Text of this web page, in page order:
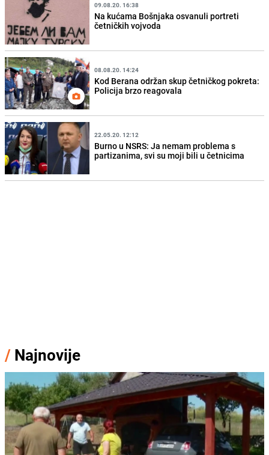
09.08.20. 16:38
Na kućama Bošnjaka osvanuli portreti
četničkih vojvoda
08.08.20. 14:24
Kod Berana održan skup četničkog pokreta:
Policija brzo reagovala
22.05.20. 12:12
Burno u NSRS: Ja nemam problema s
partizanima, svi su moji bili u četnicima
/ Najnovije